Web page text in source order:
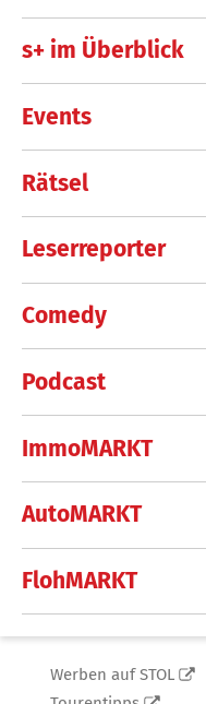
s+ im Überblick
Events
Rätsel
Leserreporter
Comedy
Podcast
ImmoMARKT
AutoMARKT
FlohMARKT
Werben auf STOL